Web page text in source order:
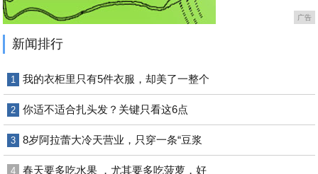
广告
新闻排行
1 我的衣柜里只有5件衣服，却美了一整个
2 你适不适合扎头发？关键只看这6点
3 8岁阿拉蕾大冷天营业，只穿一条“豆浆
4 春天要多吃水果 ，尤其要多吃菠萝，好